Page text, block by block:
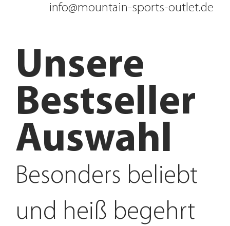
Bestseller
Auswahl
Unsere
Besonders beliebt
und heiß begehrt
info@mountain-sports-outlet.de